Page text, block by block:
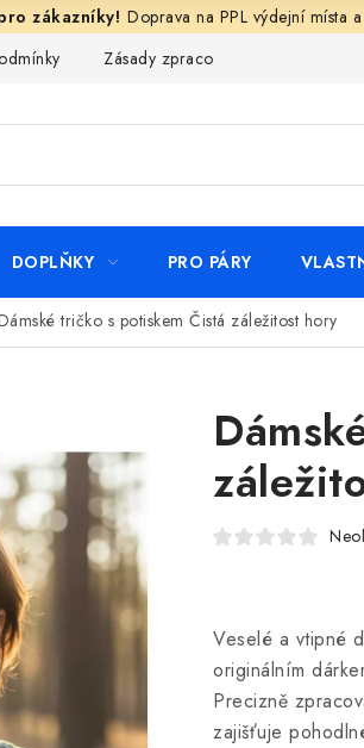
Doprava na PPL výdejní místa
Zásady zpracování ochrany
DOPLŇKY PRO PÁRY
tričko s potiskem Čistá záležitost hory
Veselé a vtipné
originálním
Precizně
zajišťuje